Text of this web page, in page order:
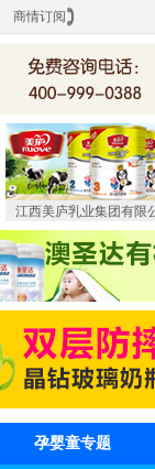
商情订阅
江西美庐乳业集团有限
孕婴童专题